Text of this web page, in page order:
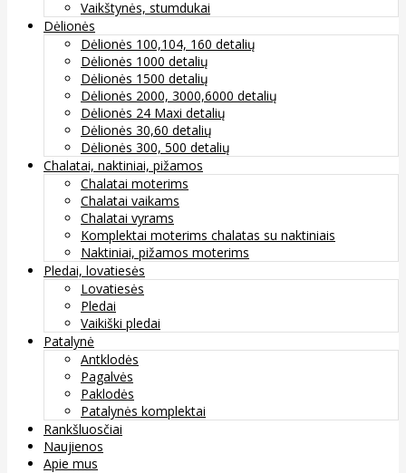
Vaikštynės, stumdukai
Dėlionės
Dėlionės 100,104, 160 detalių
Dėlionės 1000 detalių
Dėlionės 1500 detalių
Dėlionės 2000, 3000,6000 detalių
Dėlionės 24 Maxi detalių
Dėlionės 30,60 detalių
Dėlionės 300, 500 detalių
Chalatai, naktiniai, pižamos
Chalatai moterims
Chalatai vaikams
Chalatai vyrams
Komplektai moterims chalatas su naktiniais
Naktiniai, pižamos moterims
Pledai, lovatiesės
Lovatiesės
Pledai
Vaikiški pledai
Patalynė
Antklodės
Pagalvės
Paklodės
Patalynės komplektai
Rankšluosčiai
Naujienos
Apie mus